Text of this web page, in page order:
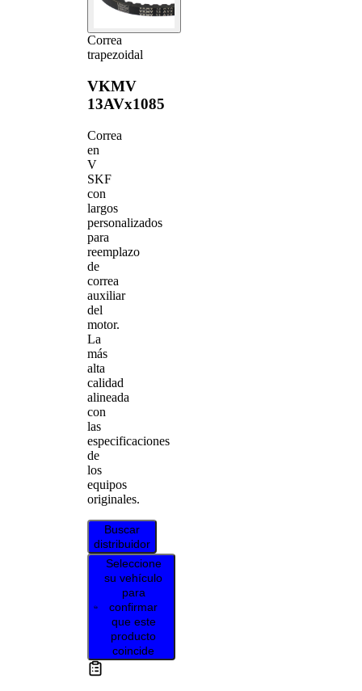
Correa
trapezoidal
VKMV
13AVx1085
Correa
en
V
SKF
con
largos
personalizados
para
reemplazo
de
correa
auxiliar
del
motor.
La
más
alta
calidad
alineada
con
las
especificaciones
de
los
equipos
originales.
Buscar
distribuidor
Seleccione
su vehículo
para
confirmar
que este
producto
coincide